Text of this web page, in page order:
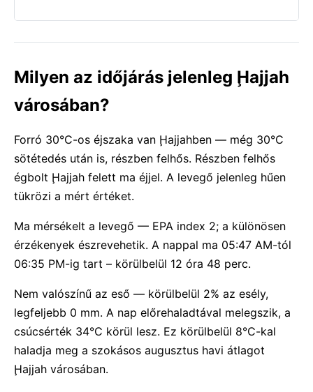
Milyen az időjárás jelenleg Ḩajjah
városában?
Forró 30°C-os éjszaka van Ḩajjahben — még 30°C
sötétedés után is, részben felhős. Részben felhős
égbolt Ḩajjah felett ma éjjel. A levegő jelenleg hűen
tükrözi a mért értéket.
Ma mérsékelt a levegő — EPA index 2; a különösen
érzékenyek észrevehetik. A nappal ma 05:47 AM-tól
06:35 PM-ig tart – körülbelül 12 óra 48 perc.
Nem valószínű az eső — körülbelül 2% az esély,
legfeljebb 0 mm. A nap előrehaladtával melegszik, a
csúcsérték 34°C körül lesz. Ez körülbelül 8°C-kal
haladja meg a szokásos augusztus havi átlagot
Ḩajjah városában.